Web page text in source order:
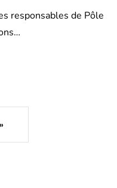
responsables de Pôle
»